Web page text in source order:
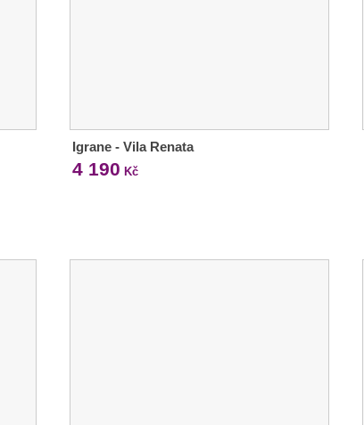
Igrane - Vila Renata
4 190 Kč